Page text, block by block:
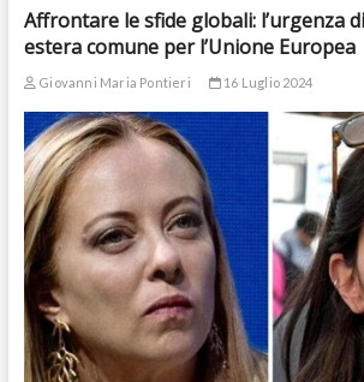
Affrontare le sfide globali: l’urgenza
estera comune per l’Unione Europea
Giovanni Maria Pontieri 16 Luglio 2024